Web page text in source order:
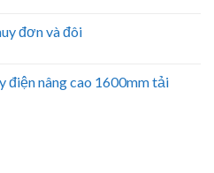
đơn và đôi
điện nâng cao 1600mm tải